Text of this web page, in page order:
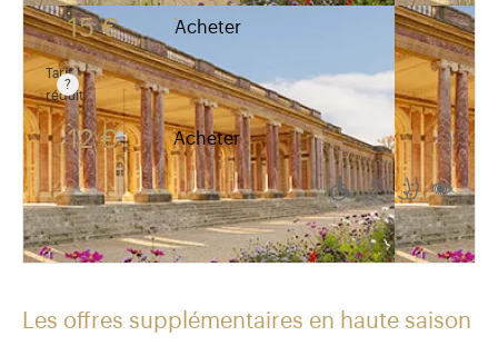
Tarif valable du 1er avril au 31 octobre. Tarif normal :
15 € Acheter
Tarif
réduit
Tarif valable du 1er avril au 31 octobre. Tarif réduit -
12 € Acheter
Accessible
Accessible
Les offres supplémentaires en haute saison